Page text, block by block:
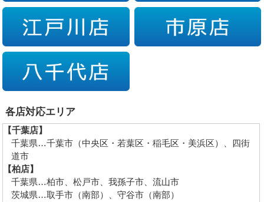
各店対応エリア
【千葉店】
千葉県…千葉市（中央区・若葉区・稲毛区・美浜区）、四街
道市
【柏店】
千葉県…柏市、松戸市、我孫子市、流山市
茨城県…取手市（南部）、守谷市（南部）